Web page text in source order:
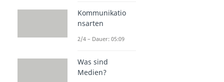
Dauer: 05:43
Tiefenpsychologie
Dauer: 05:30
Dauer: 04:18
Bewusstsein
Kommunikatio
nsarten
2/4 – Dauer: 05:09
Was sind
Medien?